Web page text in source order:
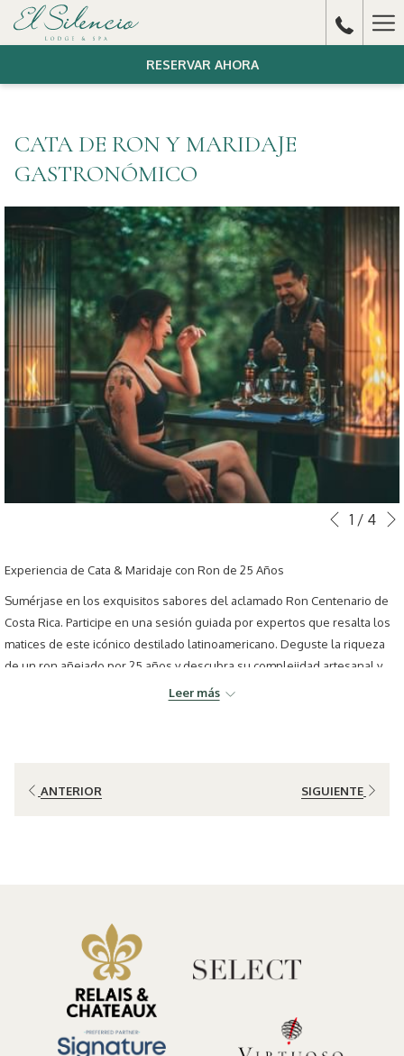
RESERVAR AHORA
CATA DE RON Y MARIDAJE
GASTRONÓMICO
Botones
la
presentación
de
diapositivas
Al
los
siguientes
enlaces,
se
Anterior
1 / 4
Experiencia de Cata & Maridaje con Ron de 25 Años
Sumérjase en los exquisitos sabores del aclamado Ron Centenario de
Costa Rica. Participe en una sesión guiada por expertos que resalta los
matices de este icónico destilado latinoamericano. Deguste la riqueza
de un ron añejado por 25 años y descubra su complejidad artesanal y
notas tropicales únicas. Un brindis por una experiencia refinada.
Leer más
ANTERIOR SIGUIENTE